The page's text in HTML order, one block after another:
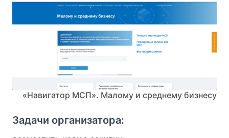
«Навигатор МСП». Малому и среднему бизнесу
Задачи организатора: